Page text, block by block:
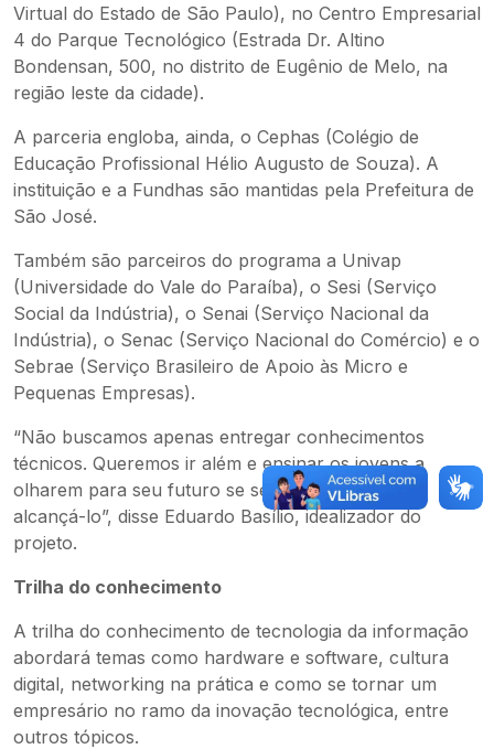
Virtual do Estado de São Paulo), no Centro Empresarial
4 do Parque Tecnológico (Estrada Dr. Altino
Bondensan, 500, no distrito de Eugênio de Melo, na
região leste da cidade).
A parceria engloba, ainda, o Cephas (Colégio de
Educação Profissional Hélio Augusto de Souza). A
instituição e a Fundhas são mantidas pela Prefeitura de
São José.
Também são parceiros do programa a Univap
(Universidade do Vale do Paraíba), o Sesi (Serviço
Social da Indústria), o Senai (Serviço Nacional da
Indústria), o Senac (Serviço Nacional do Comércio) e o
Sebrae (Serviço Brasileiro de Apoio às Micro e
Pequenas Empresas).
“Não buscamos apenas entregar conhecimentos
técnicos. Queremos ir além e ensinar os jovens a
olharem para seu futuro se sentindo capazes de
alcançá-lo”, disse Eduardo Basílio, idealizador do
projeto.
Trilha do conhecimento
A trilha do conhecimento de tecnologia da informação
abordará temas como hardware e software, cultura
digital, networking na prática e como se tornar um
empresário no ramo da inovação tecnológica, entre
outros tópicos.